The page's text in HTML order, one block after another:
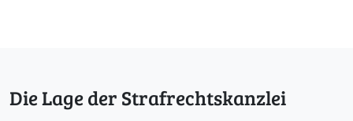
Die Lage der Strafrechtskanzlei